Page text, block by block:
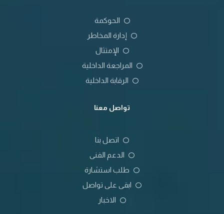
الحوكمة
إدارة المخاطر
الإمتثال
المراجعة الداخلية
الرقابة الداخلية
تواصل معنا
اتصل بنا
الدعم الفنى
طلب استشارة
ابقى على تواصل
الاخبار